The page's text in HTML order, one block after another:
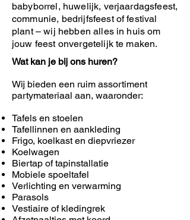
babyborrel, huwelijk, verjaardagsfeest,
communie, bedrijfsfeest of festival
plant – wij hebben alles in huis om
jouw feest onvergetelijk te maken.
Wat kan je bij ons huren?
Wij bieden een ruim assortiment
partymateriaal aan, waaronder:
Tafels en stoelen
Tafellinnen en aankleding
Frigo, koelkast en diepvriezer
Koelwagen
Biertap of tapinstallatie
Mobiele spoeltafel
Verlichting en verwarming
Parasols
Vestiaire of kledingrek